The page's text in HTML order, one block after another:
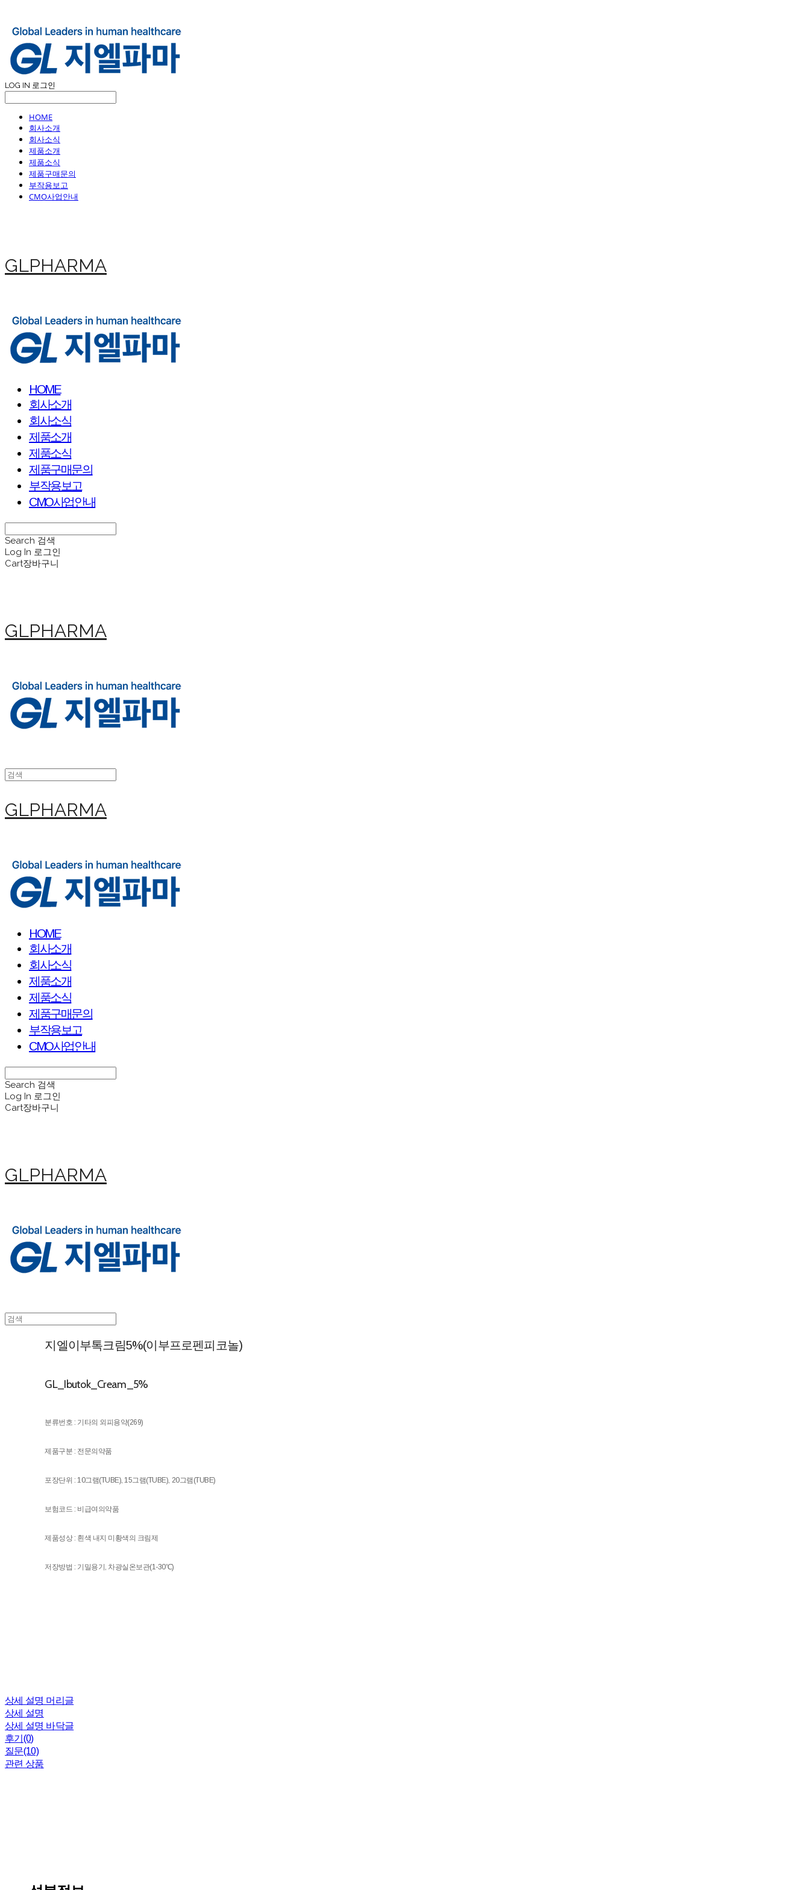
LOG IN 로그인
HOME
회사소개
회사소식
제품소개
제품소식
제품구매문의
부작용보고
CMO사업안내
GLPHARMA
HOME
회사소개
회사소식
제품소개
제품소식
제품구매문의
부작용보고
CMO사업안내
Search 검색
Log In 로그인
Cart장바구니
GLPHARMA
GLPHARMA
HOME
회사소개
회사소식
제품소개
제품소식
제품구매문의
부작용보고
CMO사업안내
Search 검색
Log In 로그인
Cart장바구니
GLPHARMA
지엘이부톡크림5%(이부프로펜피코놀)
GL_Ibutok_Cream_5%
분류번호 : 기타의 외피용약(269)
제품구분 : 전문의약품
포장단위 : 10그램(TUBE), 15그램(TUBE), 20그램(TUBE)
보험코드 : 비급여의약품
제품성상 : 흰색 내지 미황색의 크림제
저장방법 : 기밀용기, 차광실온보관(1-30℃)
상세 설명 머리글
상세 설명
상세 설명 바닥글
후기(0)
질문(10)
관련 상품